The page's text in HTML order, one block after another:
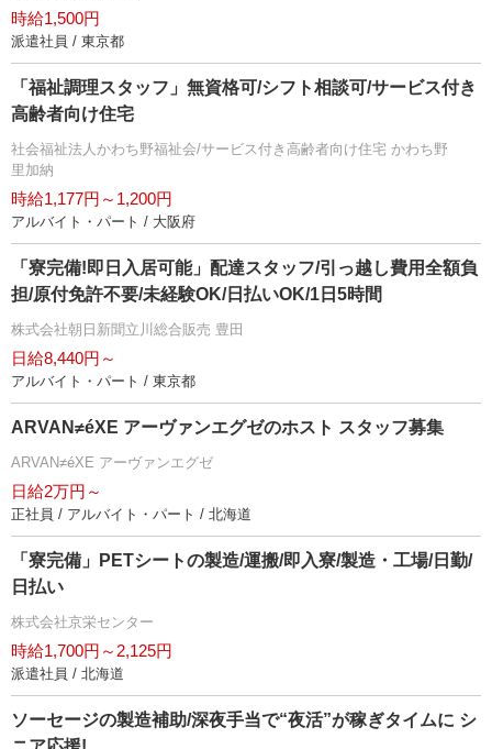
時給1,500円
派遣社員 / 東京都
「福祉調理スタッフ」無資格可/シフト相談可/サービス付き
高齢者向け住宅
社会福祉法人かわち野福祉会/サービス付き高齢者向け住宅 かわち野
里加納
時給1,177円～1,200円
アルバイト・パート / 大阪府
「寮完備!即日入居可能」配達スタッフ/引っ越し費用全額負
担/原付免許不要/未経験OK/日払いOK/1日5時間
株式会社朝日新聞立川総合販売 豊田
日給8,440円～
アルバイト・パート / 東京都
ARVAN≠éXE アーヴァンエグゼのホスト スタッフ募集
ARVAN≠éXE アーヴァンエグゼ
日給2万円～
正社員 / アルバイト・パート / 北海道
「寮完備」PETシートの製造/運搬/即入寮/製造・工場/日勤/
日払い
株式会社京栄センター
時給1,700円～2,125円
派遣社員 / 北海道
ソーセージの製造補助/深夜手当で“夜活”が稼ぎタイムに シ